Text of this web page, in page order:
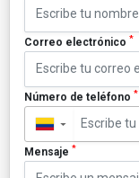
Correo electrónico *
Número de teléfono *
▼
Mensaje *